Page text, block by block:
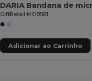
DARIA Bandana de
GiftRetail MO8561
Adicionar ao Carrinho